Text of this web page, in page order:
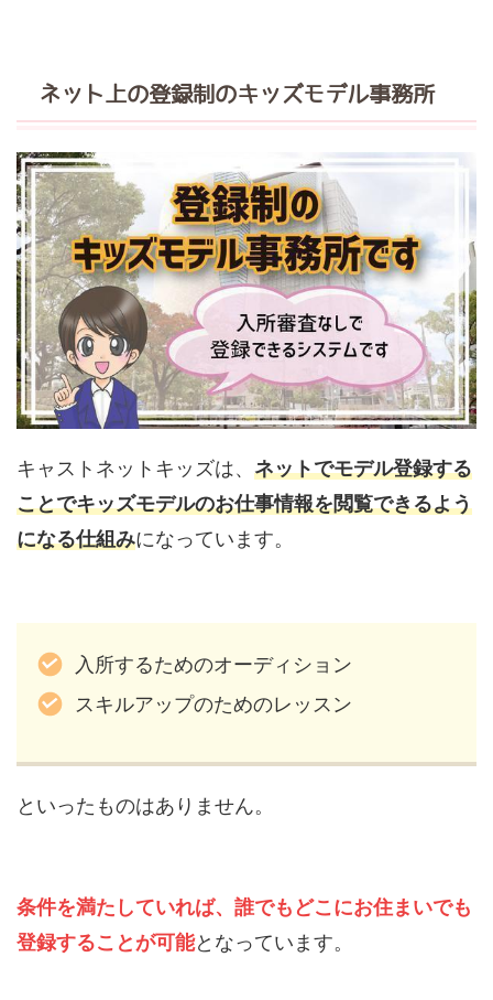
ネット上の登録制のキッズモデル事務所
キャストネットキッズは、 ネットでモデル登録する
ことでキッズモデルのお仕事情報を閲覧できるよう
になる仕組みになっています。
入所するためのオーディション
スキルアップのためのレッスン
といったものはありません。
条件を満たしていれば、誰でもどこにお住まいでも
登録することが可能となっています。